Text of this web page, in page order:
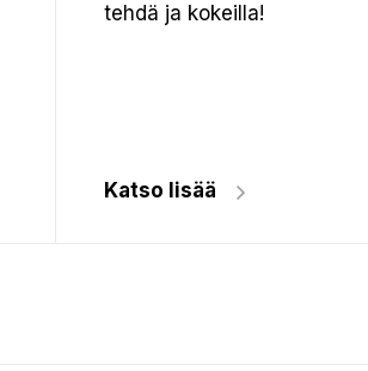
tehdä ja kokeilla!
Katso lisää